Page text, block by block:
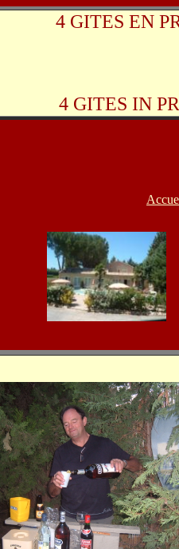
4 GITES EN
4 GITES IN